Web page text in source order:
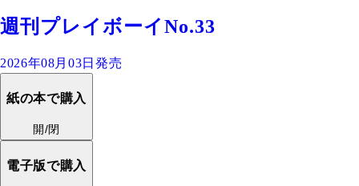
週刊プレイボーイNo.33
2026年08月03日発売
紙の本で購入
開/閉
電子版で購入